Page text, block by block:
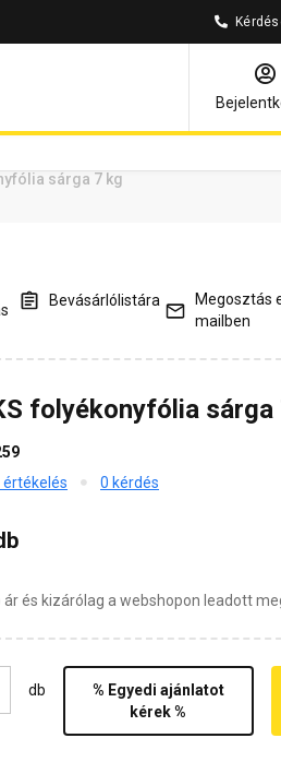
sárga 7 kg
vélemények Kérdések és
Bevásárlólistára
Megosztás
mailben
folyékonyfólia sárga
értékelés 0 kérdés
és kizárólag a webshopon leadott
db
% Egyedi ajánlatot
kérek %